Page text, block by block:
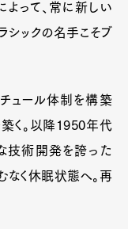
って、常に新しい
シックの名手こそブ
ュール体制を構築
く。以降1950年代
技術開発を誇った
なく休眠状態へ。再